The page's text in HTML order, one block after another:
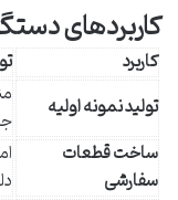
کاربردهای
کاربرد
تولید نمونه اولیه
ساخت قطعات
سفارشی